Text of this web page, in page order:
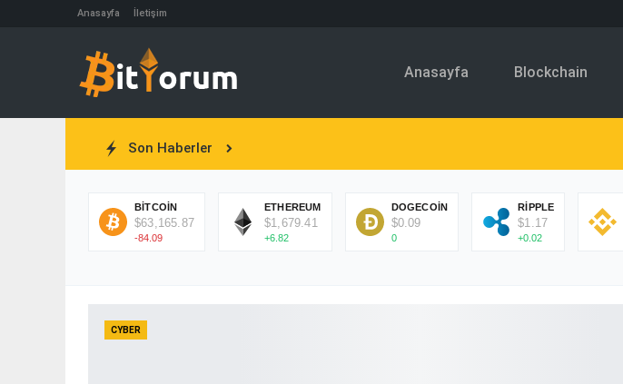
Anasayfa İletişim
Anasayfa Blockchain
Son Haberler
BITCOIN
$63,165.87
-84.09
ETHEREUM
$1,679.41
+6.82
DOGECOIN
$0.09
0
RIPPLE
$1.17
+0.02
CYBER